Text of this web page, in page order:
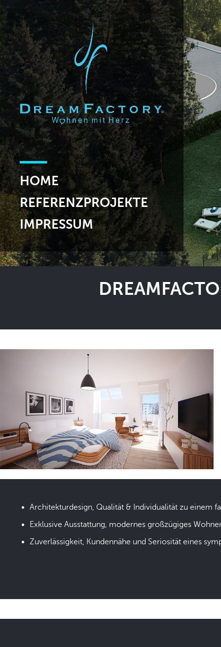
HOME
REFERENZPROJEKTE
IMPRESSUM
Architekturdesign, Qualität & Individualität zu einem
Exklusive Ausstattung, modernes großzügiges
Zuverlässigkeit, Kundennähe und Seriosität eines